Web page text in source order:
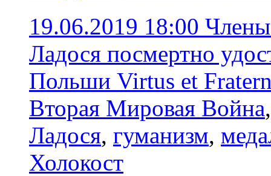
19.06.2019 18:00
Ладося посмертно
Польши Virtus et
Вторая Мировая Война
Ладося, гуманизм,
Холокост